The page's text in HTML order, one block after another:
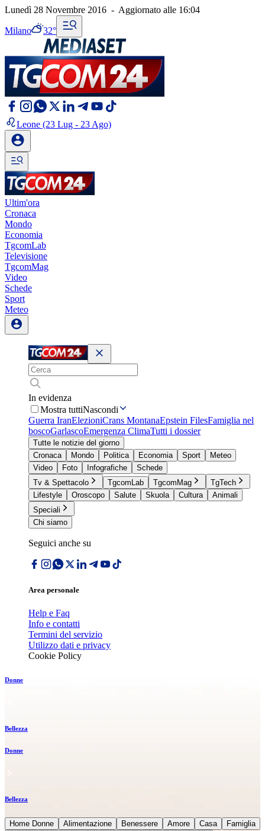
Lunedì 28 Novembre 2016 - Aggiornato alle 16:04
Milano 32°
Leone (23 Lug - 23 Ago)
Ultim'ora
Cronaca
Mondo
Economia
TgcomLab
Televisione
TgcomMag
Video
Schede
Sport
Meteo
In evidenza
Mostra tuttiNascondi
Guerra IranElezioniCrans MontanaEpstein FilesFamiglia nel
boscoGarlascoEmergenza ClimaTutti i dossier
Tutte le notizie del giorno
Cronaca
Mondo Politica Economia Sport
Meteo
Video
Foto Infografiche
Schede
Tv & Spettacolo
TgcomLab TgcomMag
TgTech
Lifestyle
Oroscopo Salute Skuola Cultura
Animali
Speciali
Chi siamo
Seguici anche su
Area personale
Help e Faq
Info e contatti
Termini del servizio
Utilizzo dati e privacy
Cookie Policy
Donne
Bellezza
Donne
Bellezza
Home Donne Alimentazione Benessere Amore Casa
Famiglia